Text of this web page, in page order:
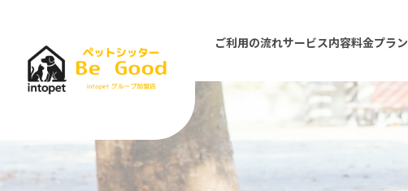
ご利用の流れサービス内容料金プラン